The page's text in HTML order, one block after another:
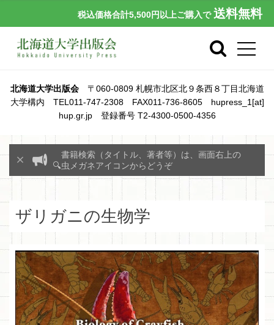
税込価格合計5,500円以上ご購入で 送料無料
北海道大学出版会〒060-0809 札幌市北区北９条西８丁目北海道
大学構内 TEL011-747-2308 FAX011-736-8605 hupress_1[at]
hup.gr.jp 登録番号 T2-4300-0500-4356
書籍検索（タイトル、著者等）は、画面右上の
🔍虫メガネアイコンからどうぞ
ザリガニの生物学